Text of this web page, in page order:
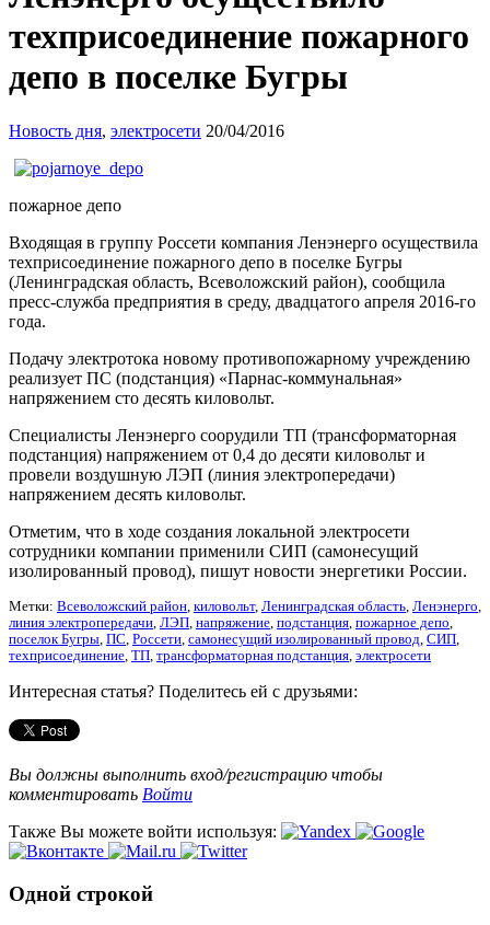
техприсоединение пожарного
депо в поселке Бугры
Новость дня, электросети 20/04/2016
пожарное депо
Входящая в группу Россети компания Ленэнерго осуществила
техприсоединение пожарного депо в поселке Бугры
(Ленинградская область, Всеволожский район), сообщила
пресс-служба предприятия в среду, двадцатого апреля 2016-го
года.
Подачу электротока новому противопожарному учреждению
реализует ПС (подстанция) «Парнас-коммунальная»
напряжением сто десять киловольт.
Специалисты Ленэнерго соорудили ТП (трансформаторная
подстанция) напряжением от 0,4 до десяти киловольт и
провели воздушную ЛЭП (линия электропередачи)
напряжением десять киловольт.
Отметим, что в ходе создания локальной электросети
сотрудники компании применили СИП (самонесущий
изолированный провод), пишут новости энергетики России.
Метки: Всеволожский район, киловольт, Ленинградская область, Ленэнерго,
линия электропередачи, ЛЭП, напряжение, подстанция, пожарное депо,
поселок Бугры, ПС, Россети, самонесущий изолированный провод, СИП,
техприсоединение, ТП, трансформаторная подстанция, электросети
Интересная статья? Поделитесь ей с друзьями:
Вы должны выполнить вход/регистрацию чтобы
комментировать Войти
Также Вы можете войти используя:
Одной строкой